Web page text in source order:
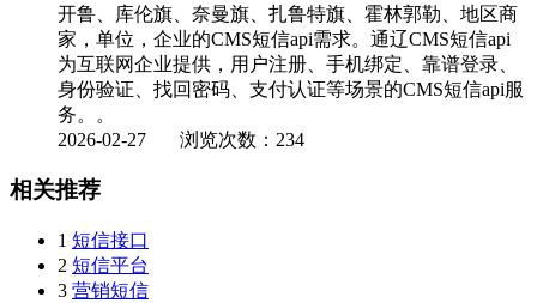
开鲁、库伦旗、奈曼旗、扎鲁特旗、霍林郭勒、地区商
家，单位，企业的CMS短信api需求。通辽CMS短信api
为互联网企业提供，用户注册、手机绑定、靠谱登录、
身份验证、找回密码、支付认证等场景的CMS短信api服
务。。
2026-02-27 浏览次数：234
相关推荐
1 短信接口
2 短信平台
3 营销短信